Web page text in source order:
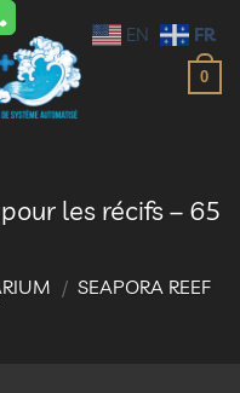
0
les récifs – 65
/ SEAPORA REEF
EN FR